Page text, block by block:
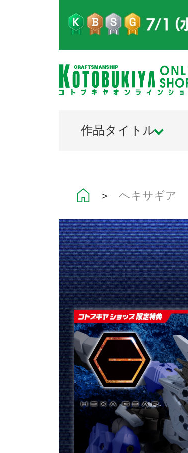
作品タイトル
＞ ヘキサギア